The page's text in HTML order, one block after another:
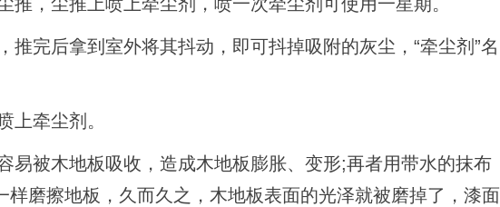
推完后拿到室外将其抖动，即可抖掉吸附的灰尘，“牵尘剂”名
上牵尘剂。
易被木地板吸收，造成木地板膨胀、变形;再者用带水的抹布
磨擦地板，久而久之，木地板表面的光泽就被磨掉了，漆面